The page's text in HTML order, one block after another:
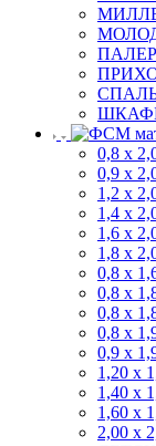
0,8 х
0,9 х
1,2 х
1,4 х
1,6 х
1,8 х
0,8 х
0,8 х
0,8 х
0,8 х
0,9 х
1,20 х
1,40 х
1,60 х
2,00 х